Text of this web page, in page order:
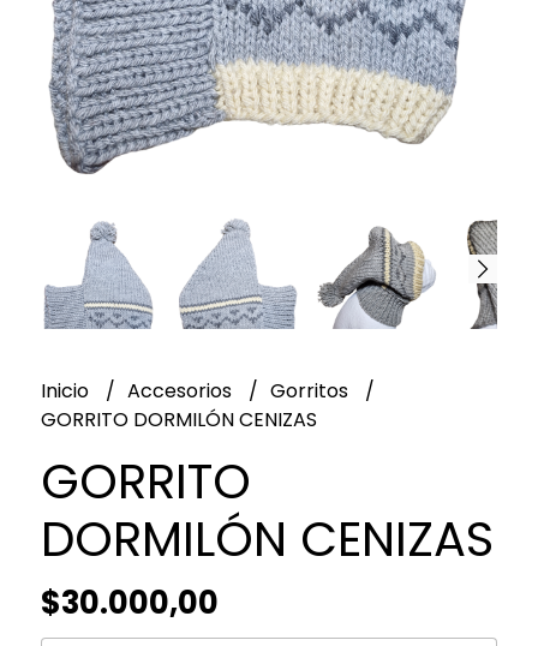
Inicio Accesorios
Gorritos
GORRITO DORMILÓN CENIZAS
GORRITO
DORMILÓN CENIZAS
$30.000,00